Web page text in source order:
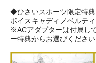
◆ひさいスポーツ限定特典
ボイスキャディノベルティ
※ACアダプターは付属し
ー特典からお選びください